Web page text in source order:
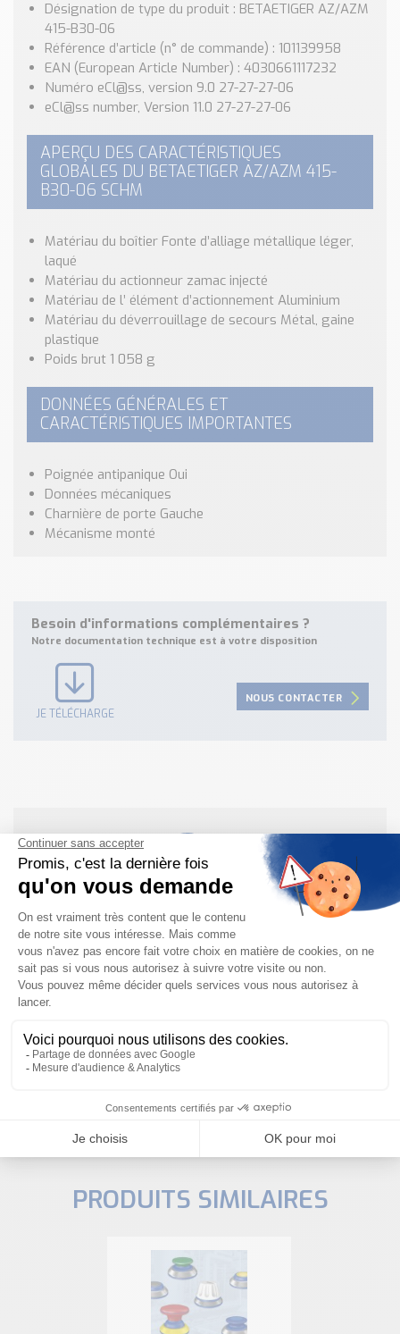
Nos Réalisations
Conseils et Actualités
Catalogue des essentiels pour les brasseries et micro-
brasseries
Contact & Devis
Devis, Tarifs, Renseignements techniques
Désignation de type du produit : BETAETIGER AZ/AZM
415-B30-06
Référence d’article (n° de commande) : 101139958
EAN (European Article Number) : 4030661117232
Numéro eCl@ss, version 9.0 27-27-27-06
eCl@ss number, Version 11.0 27-27-27-06
APERÇU DES CARACTÉRISTIQUES
GLOBALES DU BETAETIGER AZ/AZM 415-
B30-06 SCHM
Matériau du boîtier Fonte d’alliage métallique léger,
laqué
Matériau du actionneur zamac injecté
Matériau de l’ élément d’actionnement Aluminium
Matériau du déverrouillage de secours Métal, gaine
plastique
Poids brut 1 058 g
DONNÉES GÉNÉRALES ET
CARACTÉRISTIQUES IMPORTANTES
Poignée antipanique Oui
Données mécaniques
Charnière de porte Gauche
Mécanisme monté
Besoin d'informations complémentaires ?
Notre documentation technique est à votre disposition
JE TÉLÉCHARGE
NOUS CONTACTER
Besoin d'aide pour choisir votre
produit ?
Nous sommes à votre disposition pour définir
NOUS CONTACTER
PRODUITS SIMILAIRES